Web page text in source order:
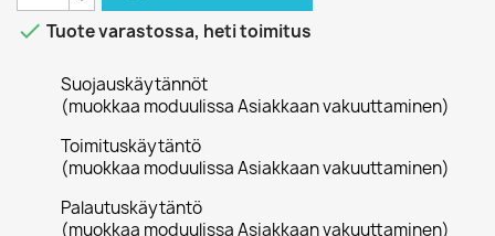
 Tuote varastossa, heti toimitus
Suojauskäytännöt
(muokkaa moduulissa Asiakkaan vakuuttaminen)
Toimituskäytäntö
(muokkaa moduulissa Asiakkaan vakuuttaminen)
Palautuskäytäntö
(muokkaa moduulissa Asiakkaan vakuuttaminen)